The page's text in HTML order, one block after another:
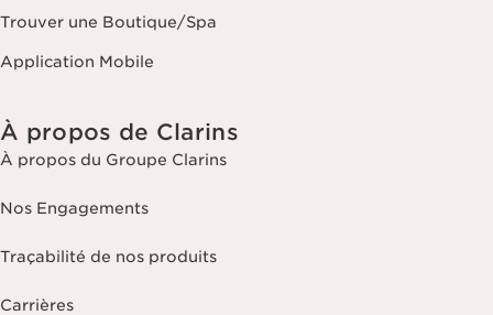
Trouver une Boutique/Spa
Application Mobile
À propos de Clarins
À propos du Groupe Clarins
Nos Engagements
Traçabilité de nos produits
Carrières